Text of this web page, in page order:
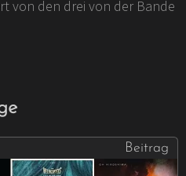
von den drei von der Bande
Beitrag